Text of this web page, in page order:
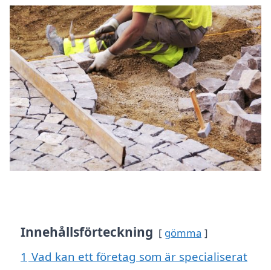
Innehållsförteckning gömma
1 Vad kan ett företag som är specialiserat